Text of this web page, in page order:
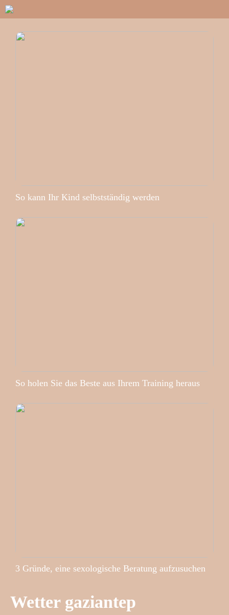
So kann Ihr Kind selbstständig werden
So holen Sie das Beste aus Ihrem Training heraus
3 Gründe, eine sexologische Beratung aufzusuchen
Wetter gaziantep